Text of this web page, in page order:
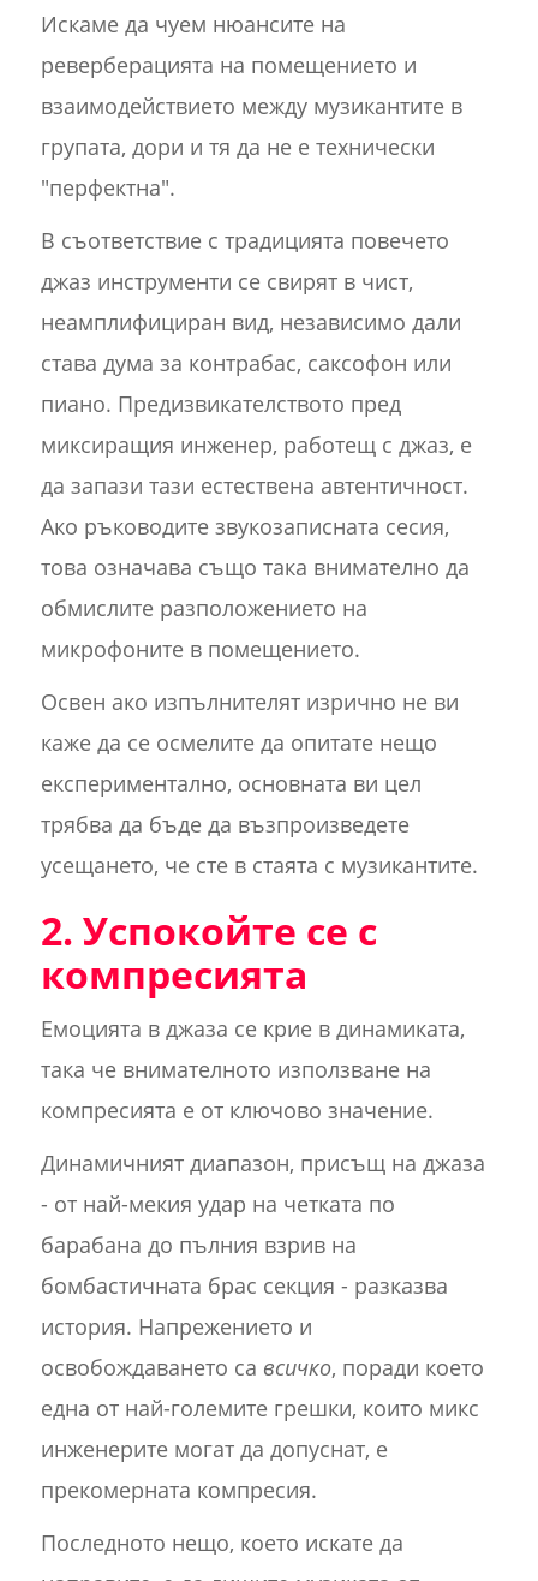
Искаме да чуем нюансите на
реверберацията на помещението и
взаимодействието между музикантите в
групата, дори и тя да не е технически
"перфектна".
В съответствие с традицията повечето
джаз инструменти се свирят в чист,
неамплифициран вид, независимо дали
става дума за контрабас, саксофон или
пиано. Предизвикателството пред
миксиращия инженер, работещ с джаз, е
да запази тази естествена автентичност.
Ако ръководите звукозаписната сесия,
това означава също така внимателно да
обмислите разположението на
микрофоните в помещението.
Освен ако изпълнителят изрично не ви
каже да се осмелите да опитате нещо
експериментално, основната ви цел
трябва да бъде да възпроизведете
усещането, че сте в стаята с музикантите.
2. Успокойте се с
компресията
Емоцията в джаза се крие в динамиката,
така че внимателното използване на
компресията е от ключово значение.
Динамичният диапазон, присъщ на джаза
- от най-мекия удар на четката по
барабана до пълния взрив на
бомбастичната брас секция - разказва
история. Напрежението и
освобождаването са всичко, поради което
една от най-големите грешки, които микс
инженерите могат да допуснат, е
прекомерната компресия.
Последното нещо, което искате да